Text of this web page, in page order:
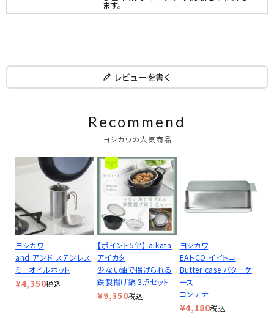
ます。
レビューを書く
Recommend
ヨシカワの人気商品
ヨシカワ
and アンド ステンレス
ミニオイルポット
¥4,350税込
【ポイント5倍】 aikata
アイカタ
少ない油で揚げられる
鉄製揚げ鍋３点セット
¥9,350税込
ヨシカワ
EAトCO イイトコ
Butter case バターケ
ース
コンテナ
¥4,180税込